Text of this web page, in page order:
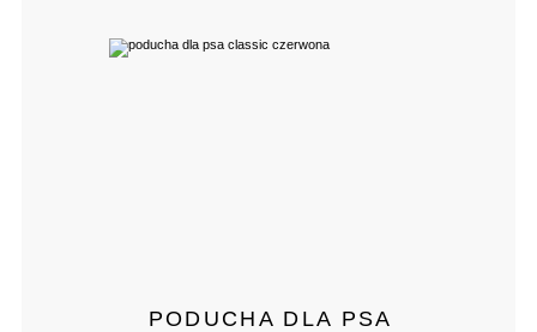
PODUCHA DLA PSA